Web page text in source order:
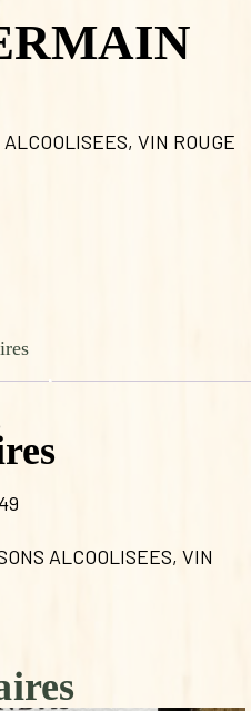
, VIN ROUGE
ALCOOLISEES, VIN